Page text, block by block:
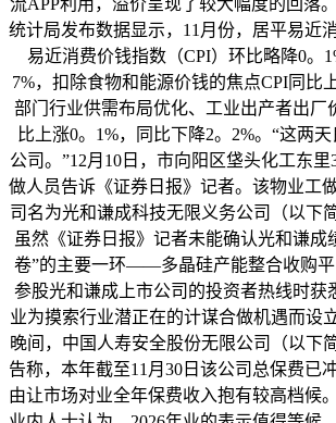
流APP利用，溢价呈现了较大幅度的回落。
统计局发布数据显示，11月份，居平易近
易近消费价钱指数（CPI）环比略降0。
7%，扣除食物和能源价钱的焦点CPI同比
部门行业供需布局优化、工业出产者出厂
比上涨0。1%，同比下降2。2%。“这两
公司。”12月10日，市向阳区垡头化工东
做人员告诉《证券日报》记者。该物业工
司名为光和谦成科技无限义务公司（以下
虽然《证券日报》记者未能确认光和谦成
卷”的主要一环——多晶硅产能整合收购
参股光和谦成上市公司的投资者热线时获
业为摸索行业潜正在的计谋合做机遇而设
晚间，中国人寿安全股份无限公司（以下
告称，本年截至11月30日该公司总保费已
由让市场对业全年保费收入抱有较高档候